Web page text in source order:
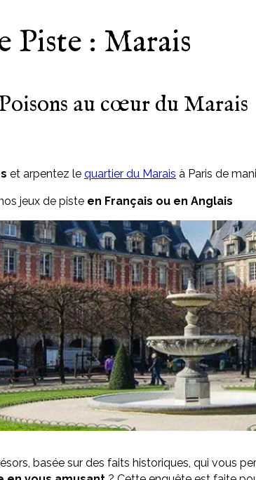
Piste : Marais
au cœur du Marais
et arpentez le quartier du Marais à Paris de
jeux de piste en Français ou en Anglais
basée sur des faits historiques, qui vous